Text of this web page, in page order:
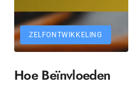
ZELFONTWIKKELING
Hoe Beïnvloeden